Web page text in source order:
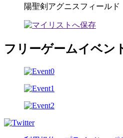
陽聖剣アグニスフィールド
フリーゲームイベン